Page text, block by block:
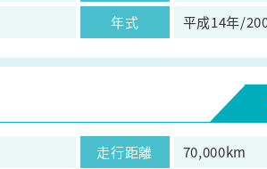
年式 平成14年/
走行距離
70,000km